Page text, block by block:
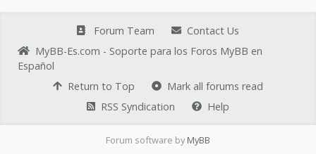
Forum Team
Contact Us
MyBB-Es.com - Soporte para los Foros MyBB en
Español
Return to Top
Mark all forums read
RSS Syndication
Help
Forum software by MyBB